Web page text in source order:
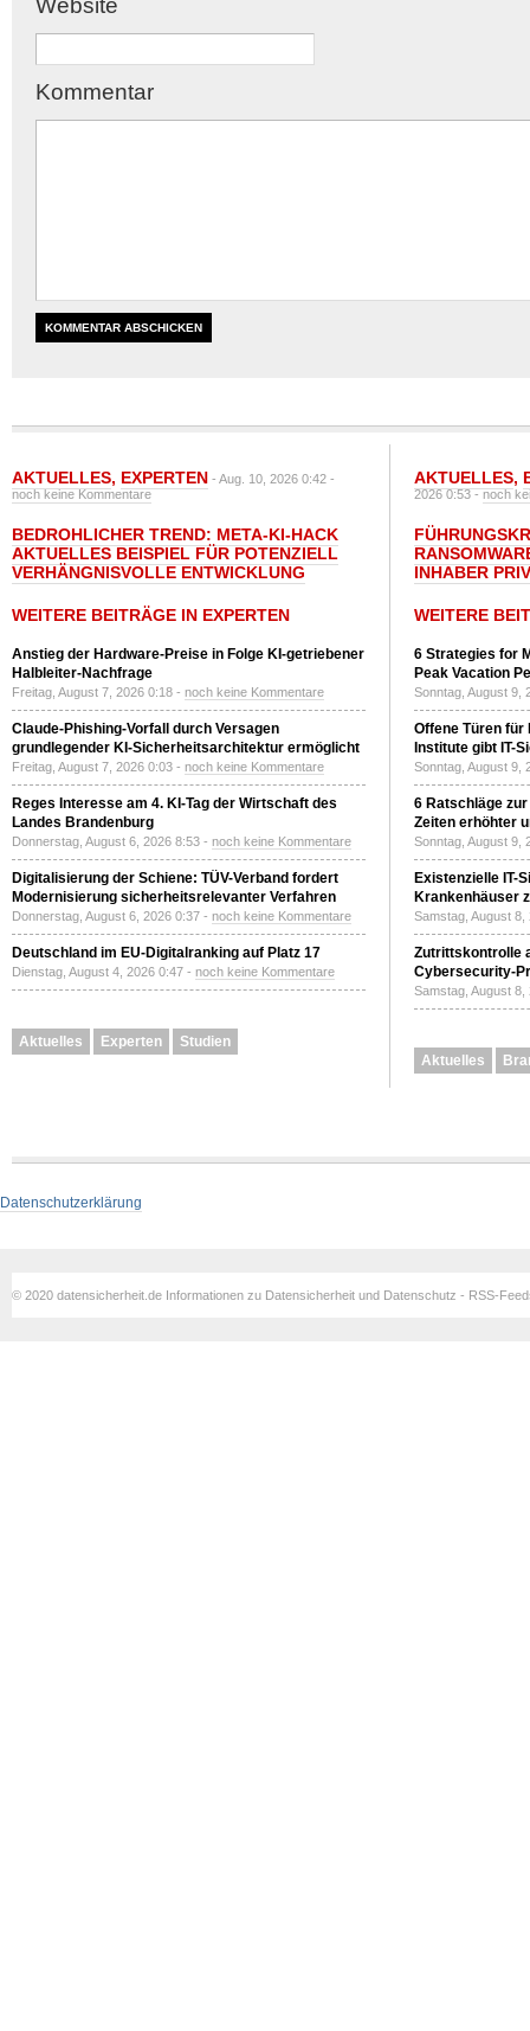
Website
Kommentar
AKTUELLES, EXPERTEN - Aug. 10, 2026 0:42 -
noch keine Kommentare
BEDROHLICHER TREND: META-KI-HACK
AKTUELLES BEISPIEL FÜR POTENZIELL
VERHÄNGNISVOLLE ENTWICKLUNG
WEITERE BEITRÄGE IN EXPERTEN
Anstieg der Hardware-Preise in Folge KI-getriebener
Halbleiter-Nachfrage
Freitag, August 7, 2026 0:18 - noch keine Kommentare
Claude-Phishing-Vorfall durch Versagen
grundlegender KI-Sicherheitsarchitektur ermöglicht
Freitag, August 7, 2026 0:03 - noch keine Kommentare
Reges Interesse am 4. KI-Tag der Wirtschaft des
Landes Brandenburg
Donnerstag, August 6, 2026 8:53 - noch keine Kommentare
Digitalisierung der Schiene: TÜV-Verband fordert
Modernisierung sicherheitsrelevanter Verfahren
Donnerstag, August 6, 2026 0:37 - noch keine Kommentare
Deutschland im EU-Digitalranking auf Platz 17
Dienstag, August 4, 2026 0:47 - noch keine Kommentare
Aktuelles Experten Studien
AKTUELLES,
2026 0:53 -noch
INHABER
WEITERE
6 Strategies for
Peak Vacation
Sonntag, August 9,
Offene Türen für
Institute gibt IT-
Sonntag, August 9,
6 Ratschläge
Zeiten erhöhter
Sonntag, August 9,
Existenzielle IT-
Krankenhäuser
Samstag, August
Zutrittskontrolle
Cybersecurity-
Samstag, August
Aktuelles
Datenschutzerklärung
© 2020 datensicherheit.de Informationen zu Datensicherheit und Datenschutz - RSS-